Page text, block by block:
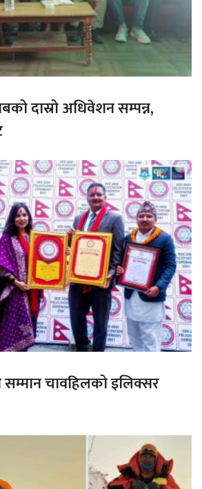
दास्रो अधिवेशन सम्पन्न,
सम्मान चावहिलको इलिक्सर